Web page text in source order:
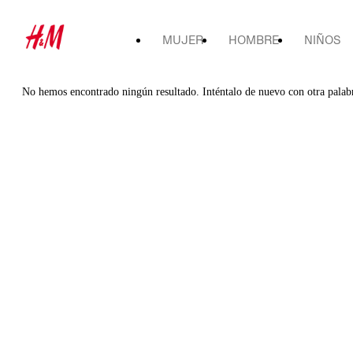
MUJER HOMBRE NIÑOS
No hemos encontrado ningún resultado. Inténtalo de nuevo con otra